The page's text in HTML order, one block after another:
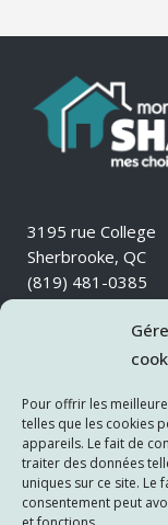
Pour offrir les
telles que les cookies
appareils. Le fait de
traiter des données
uniques sur ce site. Le
consentement peut
3195 rue College
Sherbrooke, QC
(819) 481-0385
Suivez-
réseaux